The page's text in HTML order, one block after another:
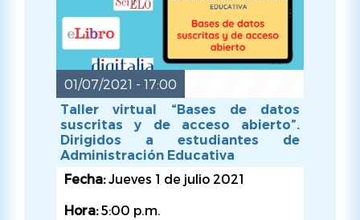
01/07/2021 - 17:00
Taller virtual “Bases de datos
suscritas y de acceso abierto”.
Dirigidos a estudiantes de
Administración Educativa
Fecha:Jueves 1 de julio 2021
Hora:5:00 p.m.